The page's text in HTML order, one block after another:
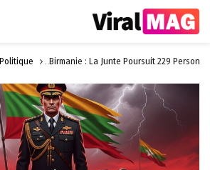
Politique Birmanie : La Junte Poursuit 229